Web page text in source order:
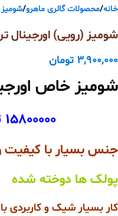
خانه محصولات گالری ماهرو شومیز
شومیز (رویی) اورجینال ترک
3,900,000 تومان
شومیز خاص
جنس بسیار با کیفیت
پولک ها دوخته شده
کار بسیار شیک و کاربردی